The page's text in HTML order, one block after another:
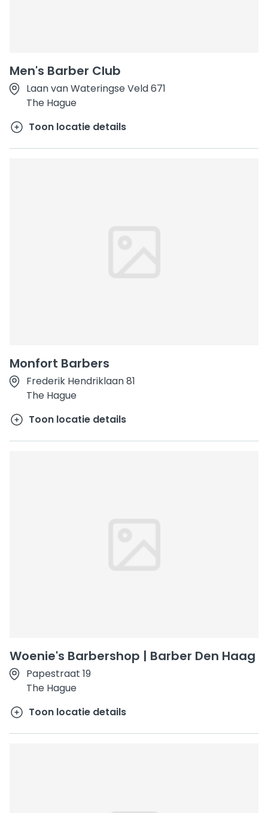
Men's Barber Club
Laan van Wateringse Veld 671
The Hague
Toon locatie details
Monfort Barbers
Frederik Hendriklaan 81
The Hague
Toon locatie details
Woenie's Barbershop | Barber Den Haag
Papestraat 19
The Hague
Toon locatie details